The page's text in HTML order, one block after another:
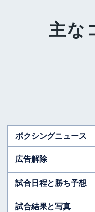
主な
ボクシングニュース
広告解除
試合日程と勝ち予想
試合結果と写真